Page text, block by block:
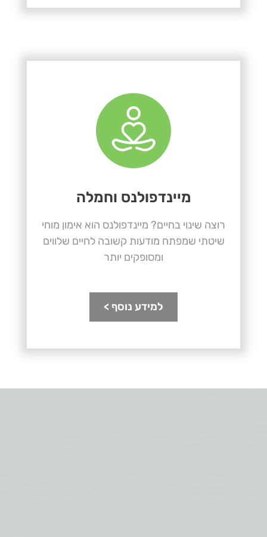
מיינדפולנס וחמלה
רוצה שינוי בחיים? מיינדפולנס הוא אימון מוחי
שיטתי שמפתח מודעות קשובה לחיים שלווים
ומסופקים יותר
למידע נוסף >